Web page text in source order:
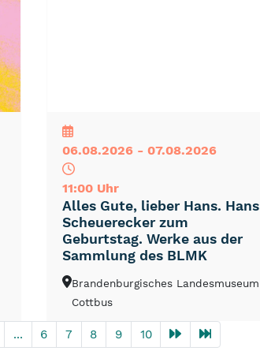
06.08.2026 - 07.08.2026
11:00 Uhr
Alles Gute, lieber Hans. Hans
Scheuerecker zum
Geburtstag. Werke aus der
Sammlung des BLMK
Brandenburgisches Landesmuseum
Cottbus
... 6 7 8 9 10